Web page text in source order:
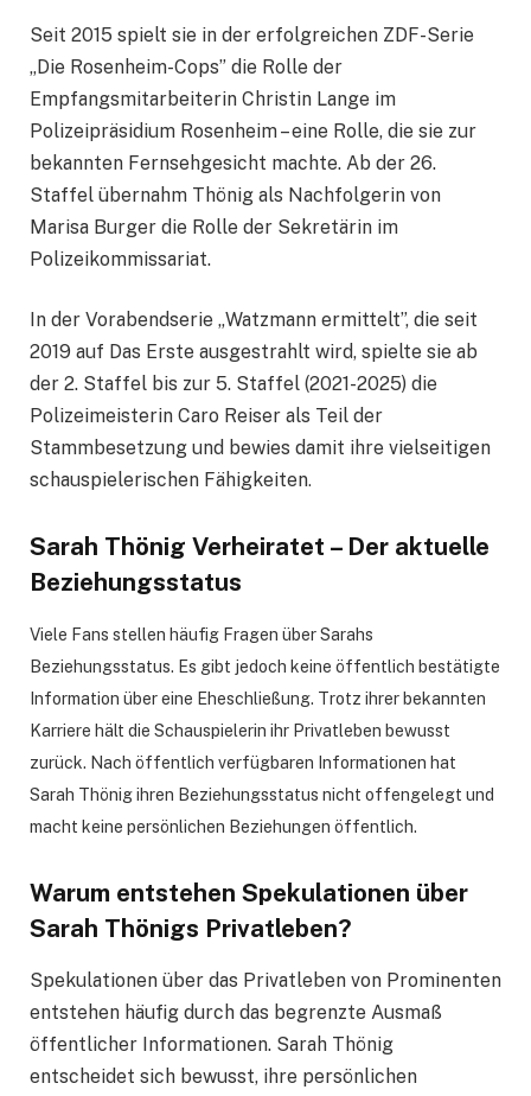
Seit 2015 spielt sie in der erfolgreichen ZDF-Serie
„Die Rosenheim-Cops” die Rolle der
Empfangsmitarbeiterin Christin Lange im
Polizeipräsidium Rosenheim – eine Rolle, die sie zur
bekannten Fernsehgesicht machte. Ab der 26.
Staffel übernahm Thönig als Nachfolgerin von
Marisa Burger die Rolle der Sekretärin im
Polizeikommissariat.
In der Vorabendserie „Watzmann ermittelt”, die seit
2019 auf Das Erste ausgestrahlt wird, spielte sie ab
der 2. Staffel bis zur 5. Staffel (2021-2025) die
Polizeimeisterin Caro Reiser als Teil der
Stammbesetzung und bewies damit ihre vielseitigen
schauspielerischen Fähigkeiten.
Sarah Thönig Verheiratet – Der aktuelle
Beziehungsstatus
Viele Fans stellen häufig Fragen über Sarahs
Beziehungsstatus. Es gibt jedoch keine öffentlich bestätigte
Information über eine Eheschließung. Trotz ihrer bekannten
Karriere hält die Schauspielerin ihr Privatleben bewusst
zurück. Nach öffentlich verfügbaren Informationen hat
Sarah Thönig ihren Beziehungsstatus nicht offengelegt und
macht keine persönlichen Beziehungen öffentlich.
Warum entstehen Spekulationen über
Sarah Thönigs Privatleben?
Spekulationen über das Privatleben von Prominenten
entstehen häufig durch das begrenzte Ausmaß
öffentlicher Informationen. Sarah Thönig
entscheidet sich bewusst, ihre persönlichen